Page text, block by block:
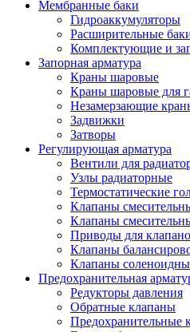
Мембранные баки
Гидроаккумуляторы
Расширительные
Комплектующие и
Запорная арматура
Краны шаровые
Краны шаровые для
Незамерзающие
Задвижки
Затворы
Регулирующая арматура
Вентили для
Узлы радиаторные
Термостатические
Клапаны
Клапаны
Приводы для
Клапаны
Клапаны
Предохранительная
Редукторы давления
Обратные клапаны
Предохранительные